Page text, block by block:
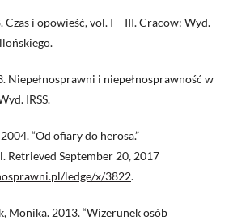
Czas i opowieść, vol. I – III. Cracow: Wyd.
Niepełnosprawni i niepełnosprawność w
IRSS.
“Od ofiary do herosa.”
Retrieved September 20, 2017
ledge/x/3822.
Monika. 2013. “Wizerunek osób